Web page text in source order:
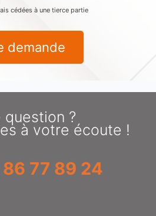
cédées à une tierce partie
demande
question ?
à votre écoute !
77 89 24